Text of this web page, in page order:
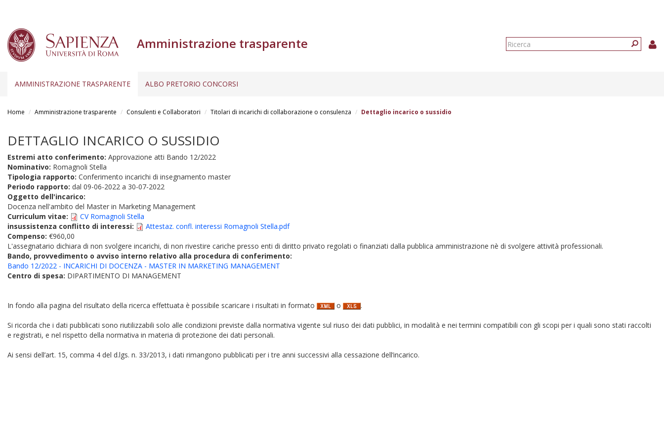
Amministrazione trasparente
Form
AMMINISTRAZIONE TRASPARENTE ALBO PRETORIO CONCORSI
Home Amministrazione trasparente Consulenti e Collaboratori Titolari di incarichi di collaborazione o consulenza Dettaglio incarico o sussidio
DETTAGLIO INCARICO O SUSSIDIO
Estremi atto conferimento: Approvazione atti Bando 12/2022
Nominativo: Romagnoli Stella
Tipologia rapporto: Conferimento incarichi di insegnamento master
Periodo rapporto: dal 09-06-2022 a 30-07-2022
Oggetto dell'incarico:
Docenza nell'ambito del Master in Marketing Management
Curriculum vitae:
CV Romagnoli Stella
insussistenza conflitto di interessi:
Attestaz. confl. interessi Romagnoli Stella.pdf
Compenso: €960,00
L'assegnatario dichiara di non svolgere incarichi, di non rivestire cariche presso enti di diritto privato regolati o finanziati dalla pubblica amministrazione nè di svolgere attività professionali.
Bando, provvedimento o avviso interno relativo alla procedura di conferimento:
Bando 12/2022 - INCARICHI DI DOCENZA - MASTER IN MARKETING MANAGEMENT
Centro di spesa: DIPARTIMENTO DI MANAGEMENT
In fondo alla pagina del risultato della ricerca effettuata è possibile scaricare i risultati in formato o .
Si ricorda che i dati pubblicati sono riutilizzabili solo alle condizioni previste dalla normativa vigente sul riuso dei dati pubblici, in modalità e nei termini compatibili con gli scopi per i quali sono stati raccolti
e registrati, e nel rispetto della normativa in materia di protezione dei dati personali.
Ai sensi dell’art. 15, comma 4 del d.lgs. n. 33/2013, i dati rimangono pubblicati per i tre anni successivi alla cessazione dell’incarico.